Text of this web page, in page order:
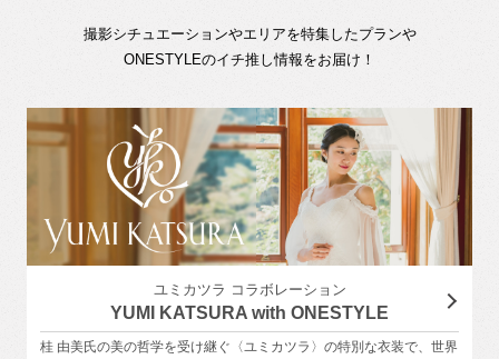
撮影シチュエーションやエリアを特集したプランや
ONESTYLEのイチ推し情報をお届け！
ユミカツラ コラボレーション
YUMI KATSURA with ONESTYLE
桂 由美氏の美の哲学を受け継ぐ〈ユミカツラ〉の特別な衣装で、世界